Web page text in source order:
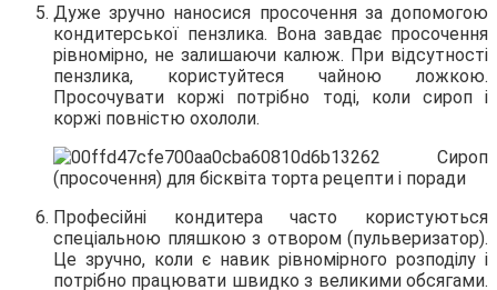
Дуже зручно наносися просочення за допомогою
кондитерської пензлика. Вона завдає просочення
рівномірно, не залишаючи калюж. При відсутності
пензлика, користуйтеся чайною ложкою.
Просочувати коржі потрібно тоді, коли сироп і
коржі повністю охололи.
Професійні кондитера часто користуються
спеціальною пляшкою з отвором (пульверизатор).
Це зручно, коли є навик рівномірного розподілу і
потрібно працювати швидко з великими обсягами.